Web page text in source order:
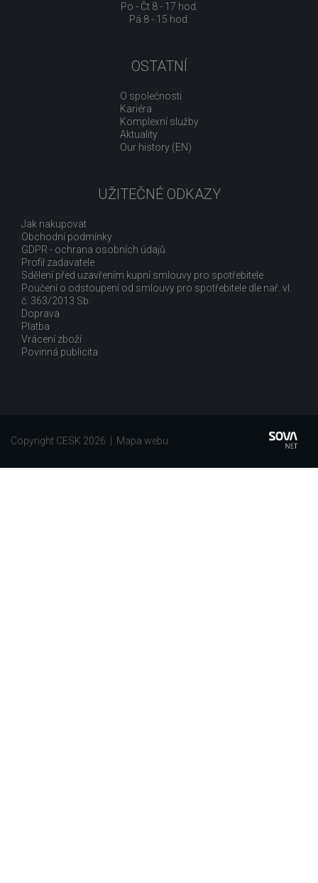
Po - Čt 8 - 17 hod.
Pá 8 - 15 hod.
OSTATNÍ
O společnosti
Kariéra
Komplexní služby
Aktuality
Our history (EN)
UŽITEČNÉ ODKAZY
Jak nakupovat
Obchodní podmínky
GDPR - ochrana osobních údajů
Profil zadavatele
Sdělení před uzavřením kupní smlouvy pro spotřebitele
Poučení o odstoupení od smlouvy pro spotřebitele dle nař. vl.
č. 363/2013 Sb.
Doprava
Platba
Vrácení zboží
Povinná publicita
Copyright CESK 2026 | Mapa webu